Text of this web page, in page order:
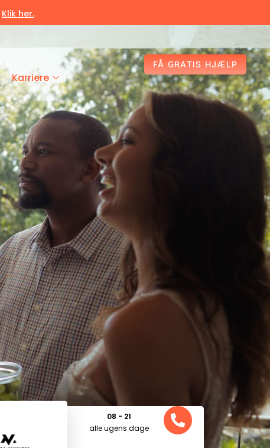
Klik her.
Karriere
FÅ GRATIS HJÆLP
08 - 21
alle ugens dage